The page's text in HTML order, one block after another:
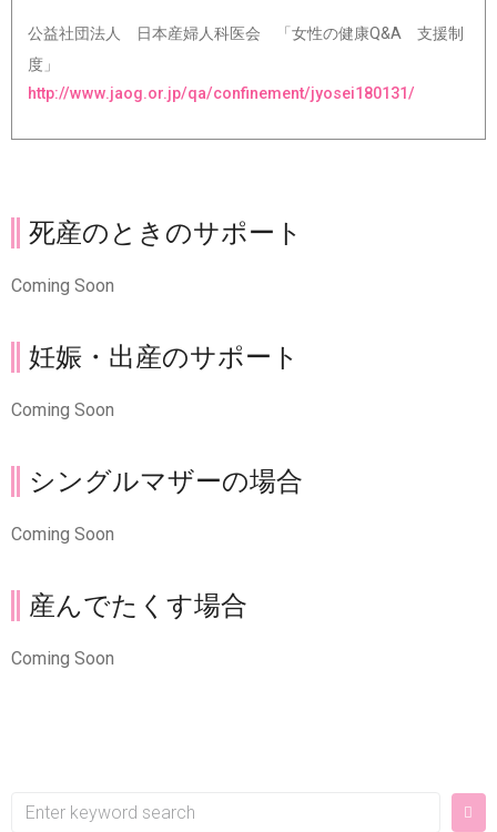
公益社団法人 日本産婦人科医会 「女性の健康Q&A 支援制
度」
http://www.jaog.or.jp/qa/confinement/jyosei180131/
死産のときのサポート
Coming Soon
妊娠・出産のサポート
Coming Soon
シングルマザーの場合
Coming Soon
産んでたくす場合
Coming Soon